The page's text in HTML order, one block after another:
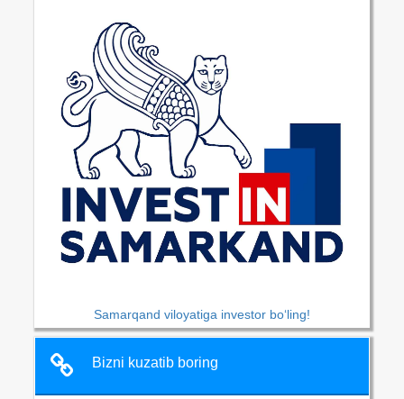
Samarqand viloyatiga investor bo‘ling!
Bizni kuzatib boring